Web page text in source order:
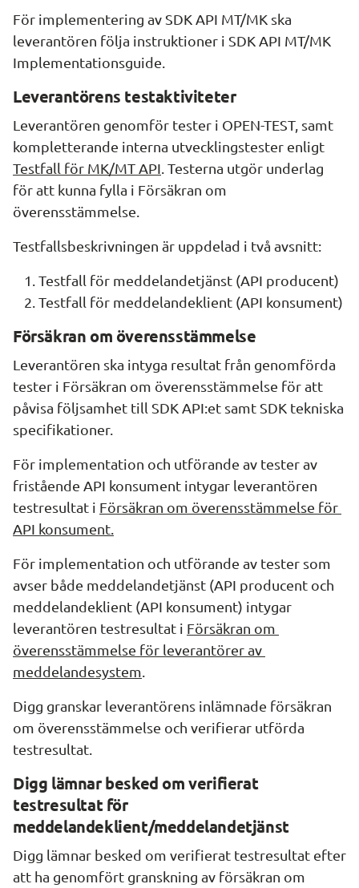
För implementering av SDK API MT/MK ska
leverantören följa instruktioner i SDK API MT/MK
Implementationsguide.
Leverantörens testaktiviteter
Leverantören genomför tester i OPEN-TEST, samt
Testfall för MK/MT API . Testerna utgör underlag
för att kunna fylla i Försäkran om
överensstämmelse.
Testfallsbeskrivningen är uppdelad i två avsnitt:
Testfall för meddelandetjänst (API producent)
Testfall för meddelandeklient (API konsument)
Försäkran om överensstämmelse
Leverantören ska intyga resultat från genomförda
tester i Försäkran om överensstämmelse för att
påvisa följsamhet till SDK API:et samt SDK tekniska
specifikationer.
För implementation och utförande av tester av
fristående API konsument intygar leverantören
testresultat i Försäkran om överensstämmelse för
API konsument.
För implementation och utförande av tester som
avser både meddelandetjänst (API producent och
meddelandeklient (API konsument) intygar
leverantören testresultat i Försäkran om
överensstämmelse för leverantörer av
meddelandesystem
Digg granskar leverantörens inlämnade försäkran
om överensstämmelse och verifierar utförda
testresultat.
Digg lämnar besked om verifierat
testresultat för
meddelandeklient/meddelandetjänst
Digg lämnar besked om verifierat testresultat efter
att ha genomfört granskning av försäkran om